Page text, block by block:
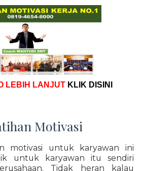
LEBIH LANJUT KLIK DISINI
Motivasi
motivasi untuk karyawan ini
untuk karyawan itu sendiri
Tidak heran kalau